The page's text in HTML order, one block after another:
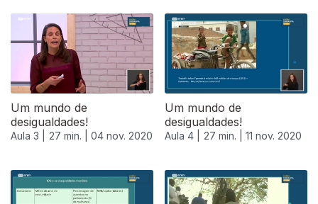
Um mundo de
desigualdades!
Aula 3 | 27 min. | 04 nov. 2020
Um mundo de
desigualdades!
Aula 4 | 27 min. | 11 nov. 2020